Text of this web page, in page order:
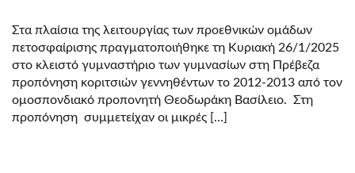
Στα πλαίσια της λειτουργίας των προεθνικών ομάδων
πετοσφαίρισης πραγματοποιήθηκε τη Κυριακή 26/1/2025
στο κλειστό γυμναστήριο των γυμνασίων στη Πρέβεζα
προπόνηση κοριτσιών γεννηθέντων το 2012-2013 από τον
ομοσπονδιακό προπονητή Θεοδωράκη Βασίλειο. Στη
προπόνηση συμμετείχαν οι μικρές […]